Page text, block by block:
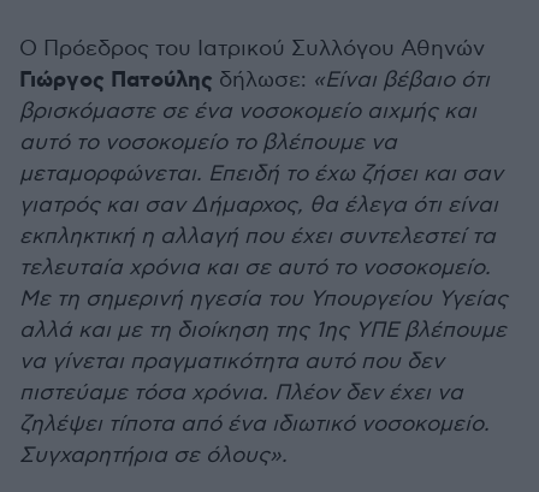
Ο Πρόεδρος του Ιατρικού Συλλόγου Αθηνών
Γιώργος Πατούλης δήλωσε: «Είναι βέβαιο ότι
βρισκόμαστε σε ένα νοσοκομείο αιχμής και
αυτό το νοσοκομείο το βλέπουμε να
μεταμορφώνεται. Επειδή το έχω ζήσει και σαν
γιατρός και σαν Δήμαρχος, θα έλεγα ότι είναι
εκπληκτική η αλλαγή που έχει συντελεστεί τα
τελευταία χρόνια και σε αυτό το νοσοκομείο.
Με τη σημερινή ηγεσία του Υπουργείου Υγείας
αλλά και με τη διοίκηση της 1ης ΥΠΕ βλέπουμε
να γίνεται πραγματικότητα αυτό που δεν
πιστεύαμε τόσα χρόνια. Πλέον δεν έχει να
ζηλέψει τίποτα από ένα ιδιωτικό νοσοκομείο.
Συγχαρητήρια σε όλους».